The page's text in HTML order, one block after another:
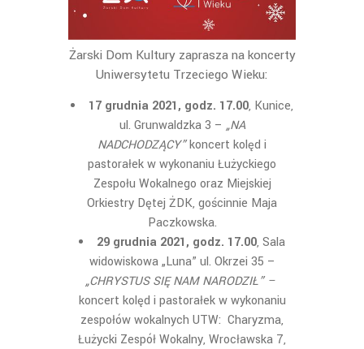
Żarski Dom Kultury zaprasza na koncerty
Uniwersytetu Trzeciego Wieku:
17 grudnia 2021, godz. 17.00, Kunice,
ul. Grunwaldzka 3 – „NA
NADCHODZĄCY”koncert kolęd i
pastorałek w wykonaniu Łużyckiego
Zespołu Wokalnego oraz Miejskiej
Orkiestry Dętej ŻDK, gościnnie Maja
Paczkowska.
29 grudnia 2021, godz. 17.00, Sala
widowiskowa „Luna” ul. Okrzei 35 –
„CHRYSTUS SIĘ NAM NARODZIŁ” –
koncert kolęd i pastorałek w wykonaniu
zespołów wokalnych UTW: Charyzma,
Łużycki Zespół Wokalny, Wrocławska 7,